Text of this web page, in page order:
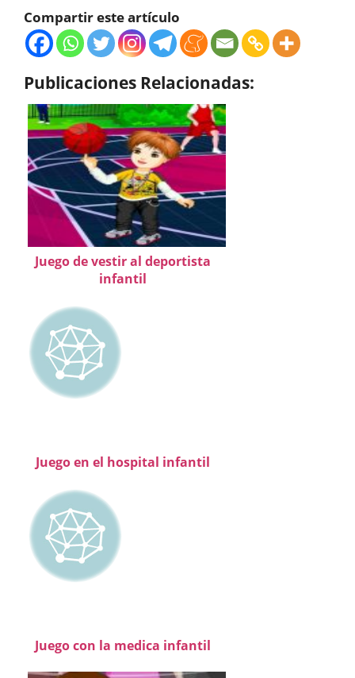
Compartir este artículo
Publicaciones Relacionadas:
Juego de vestir al deportista
infantil
Juego en el hospital infantil
Juego con la medica infantil